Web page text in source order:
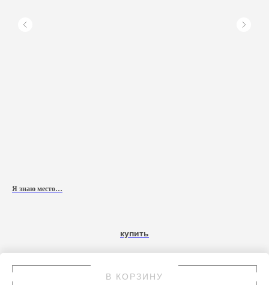
В КОРЗИНУ
Я знаю место…
купить